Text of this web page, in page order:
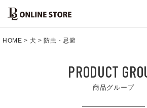
HOME 犬 防虫・忌避
PRODUCT
商品グループ